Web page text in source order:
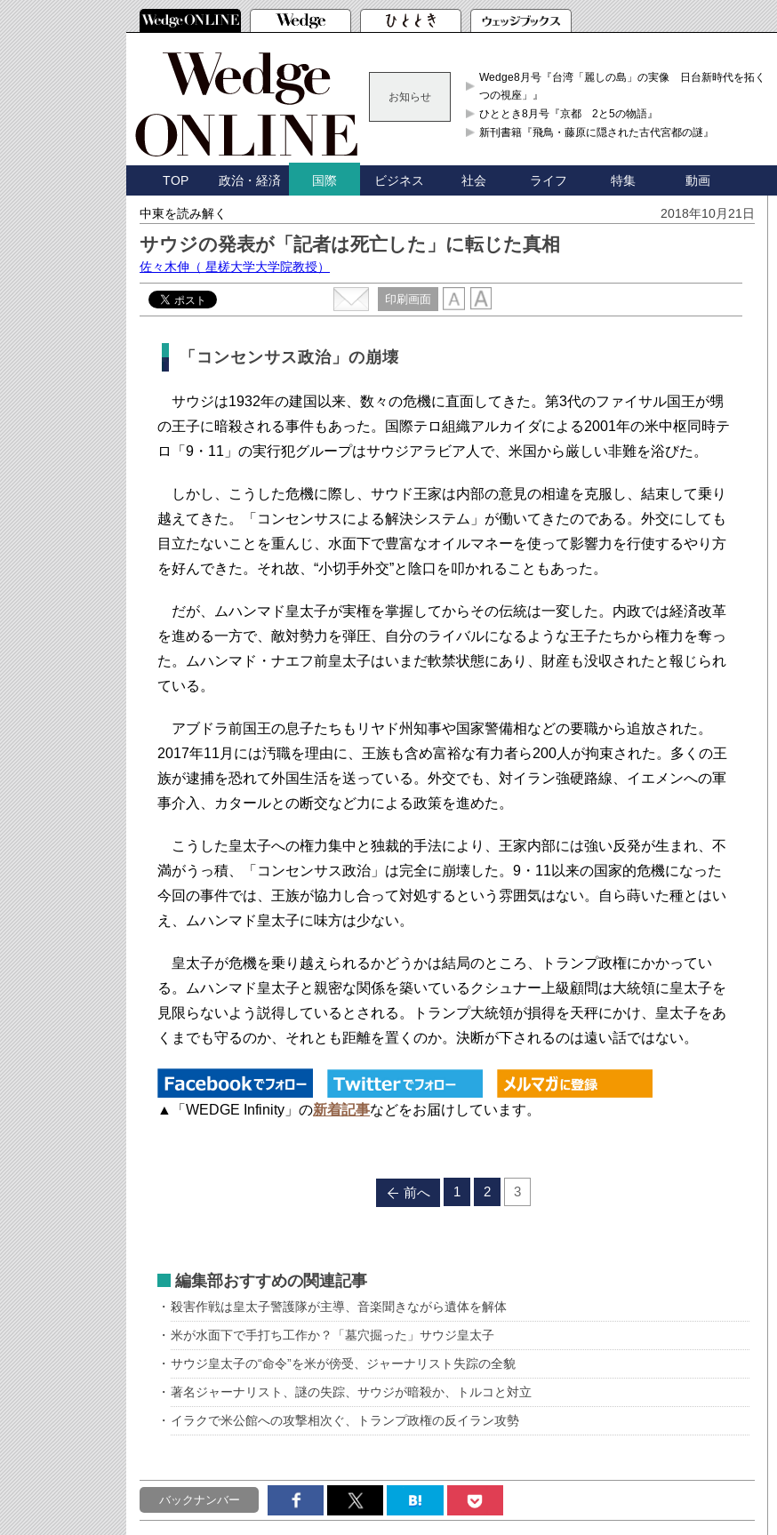
お知らせ
Wedge8月号『台湾「麗しの島」の実像 日台新時代を拓く「3
つの視座」』
ひととき8月号『京都 2と5の物語』
新刊書籍『飛鳥・藤原に隠された古代宮都の謎』
TOP 政治・経済 国際 ビジネス 社会 ライフ 特集 動画
中東を読み解く 2018年10月21日
サウジの発表が「記者は死亡した」に転じた真相
佐々木伸 （ 星槎大学大学院教授）
印刷画面
「コンセンサス政治」の崩壊
サウジは1932年の建国以来、数々の危機に直面してきた。第3代のファイサル国王が甥
の王子に暗殺される事件もあった。国際テロ組織アルカイダによる2001年の米中枢同時テ
ロ「9・11」の実行犯グループはサウジアラビア人で、米国から厳しい非難を浴びた。
しかし、こうした危機に際し、サウド王家は内部の意見の相違を克服し、結束して乗り
越えてきた。「コンセンサスによる解決システム」が働いてきたのである。外交にしても
目立たないことを重んじ、水面下で豊富なオイルマネーを使って影響力を行使するやり方
を好んできた。それ故、“小切手外交”と陰口を叩かれることもあった。
だが、ムハンマド皇太子が実権を掌握してからその伝統は一変した。内政では経済改革
を進める一方で、敵対勢力を弾圧、自分のライバルになるような王子たちから権力を奪っ
た。ムハンマド・ナエフ前皇太子はいまだ軟禁状態にあり、財産も没収されたと報じられ
ている。
アブドラ前国王の息子たちもリヤド州知事や国家警備相などの要職から追放された。
2017年11月には汚職を理由に、王族も含め富裕な有力者ら200人が拘束された。多くの王
族が逮捕を恐れて外国生活を送っている。外交でも、対イラン強硬路線、イエメンへの軍
事介入、カタールとの断交など力による政策を進めた。
こうした皇太子への権力集中と独裁的手法により、王家内部には強い反発が生まれ、不
満がうっ積、「コンセンサス政治」は完全に崩壊した。9・11以来の国家的危機になった
今回の事件では、王族が協力し合って対処するという雰囲気はない。自ら蒔いた種とはい
え、ムハンマド皇太子に味方は少ない。
皇太子が危機を乗り越えられるかどうかは結局のところ、トランプ政権にかかってい
る。ムハンマド皇太子と親密な関係を築いているクシュナー上級顧問は大統領に皇太子を
見限らないよう説得しているとされる。トランプ大統領が損得を天秤にかけ、皇太子をあ
くまでも守るのか、それとも距離を置くのか。決断が下されるのは遠い話ではない。
▲「WEDGE Infinity」の新着記事などをお届けしています。
前へ 1 2 3
編集部おすすめの関連記事
殺害作戦は皇太子警護隊が主導、音楽聞きながら遺体を解体
米が水面下で手打ち工作か？「墓穴掘った」サウジ皇太子
サウジ皇太子の“命令”を米が傍受、ジャーナリスト失踪の全貌
著名ジャーナリスト、謎の失踪、サウジが暗殺か、トルコと対立
イラクで米公館への攻撃相次ぐ、トランプ政権の反イラン攻勢
バックナンバー